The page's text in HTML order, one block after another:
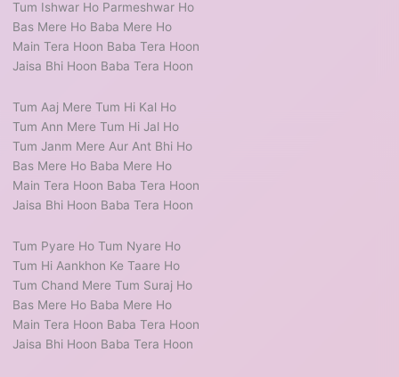
Tum Ishwar Ho Parmeshwar Ho
Bas Mere Ho Baba Mere Ho
Main Tera Hoon Baba Tera Hoon
Jaisa Bhi Hoon Baba Tera Hoon
Tum Aaj Mere Tum Hi Kal Ho
Tum Ann Mere Tum Hi Jal Ho
Tum Janm Mere Aur Ant Bhi Ho
Bas Mere Ho Baba Mere Ho
Main Tera Hoon Baba Tera Hoon
Jaisa Bhi Hoon Baba Tera Hoon
Tum Pyare Ho Tum Nyare Ho
Tum Hi Aankhon Ke Taare Ho
Tum Chand Mere Tum Suraj Ho
Bas Mere Ho Baba Mere Ho
Main Tera Hoon Baba Tera Hoon
Jaisa Bhi Hoon Baba Tera Hoon